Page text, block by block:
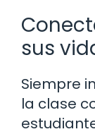
sus
Siempre
la clase